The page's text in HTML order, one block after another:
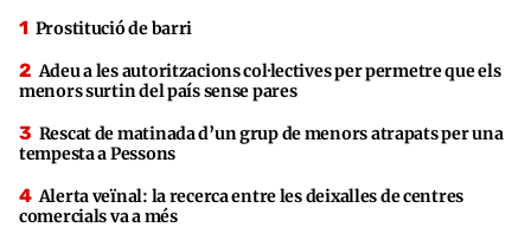
Prostitució de barri
Adeu a les autoritzacions col·lectives per permetre que els
menors surtin del país sense pares
Rescat de matinada d’un grup de menors atrapats per una
tempesta a Pessons
Alerta veïnal: la recerca entre les deixalles de centres
comercials va a més